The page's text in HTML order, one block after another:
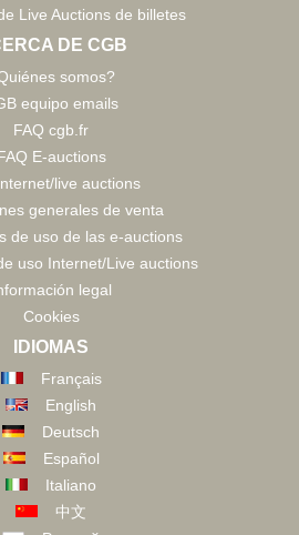
Live Auctions de billetes
DE CGB
somos?
equipo emails
FAQ cgb.fr
E-auctions
live auctions
generales de venta
de uso de las e-auctions
uso Internet/Live auctions
legal
Cookies
IDIOMAS
Français
English
Deutsch
Español
Italiano
中文